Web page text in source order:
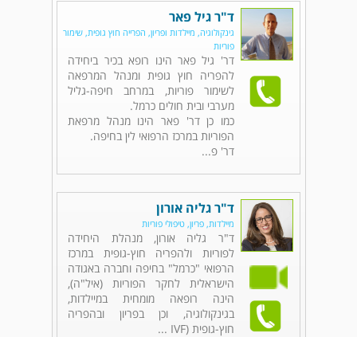
ד"ר גיל פאר
גינקולוגיה, מיילדות ופריון, הפרייה חוץ גופית, שימור
פוריות
דר' גיל פאר הינו רופא בכיר ביחידה
להפריה חוץ גופית ומנהל המרפאה
לשימור פוריות, במרחב חיפה-גליל
מערבי ובית חולים כרמל.
כמו כן דר' פאר הינו מנהל מרפאת
הפוריות במרכז הרפואי לין בחיפה.
דר' פ...
ד"ר גליה אורון
מיילדות, פריון, טיפולי פוריות
ד"ר גליה אורון, מנהלת היחידה
לפוריות ולהפריה חוץ-גופית במרכז
הרפואי "כרמל" בחיפה וחברה באגודה
הישראלית לחקר הפוריות (איל"ה),
הינה רופאה מומחית במיילדות,
בגינקולוגיה, וכן בפריון ובהפריה
חוץ-גופית (IVF ...